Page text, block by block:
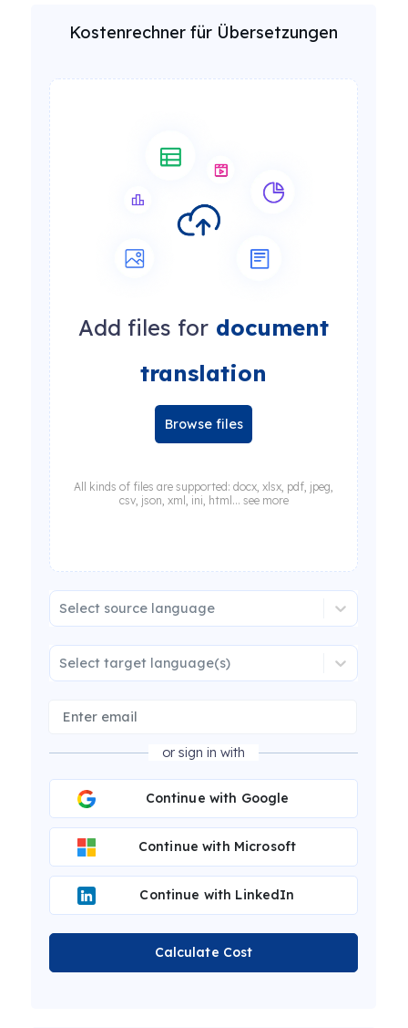
Kostenrechner für Übersetzungen
Add files for document
translation
Browse files
All kinds of files are supported: docx, xlsx, pdf, jpeg,
csv, json, xml, ini, html... see more
Select source language
Select target language(s)
or sign in with
Continue with Google
Continue with Microsoft
Continue with LinkedIn
Calculate Cost